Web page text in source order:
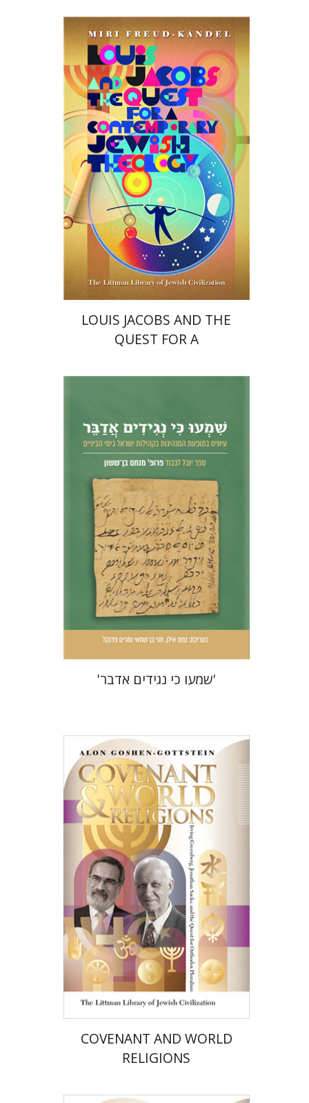
מירי פרויד-קנדל
הנחת אתר ספר מודפס
$50
$45
LOUIS JACOBS AND THE
QUEST FOR A
THEOLOGY
נחם אילן חגי בן-שמאי
מרים
פרנקל
הנחת אתר ספר מודפס
$57
$51
'שמעו כי נגידים אדבר'
אלון גושן-גוטשטיין
הנחת אתר ספר מודפס
$80
$72
COVENANT AND WORLD
RELIGIONS